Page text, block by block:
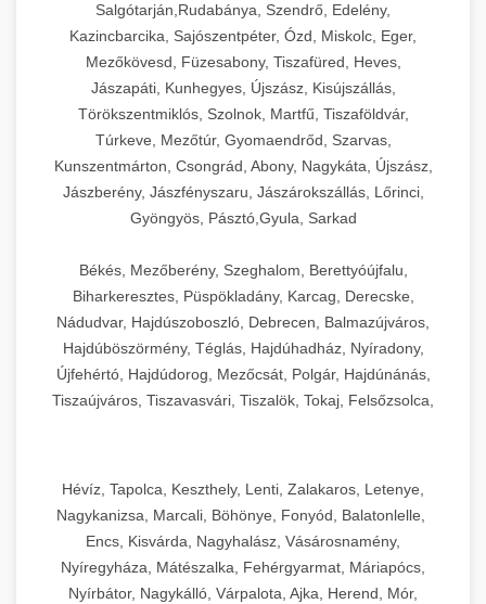
Salgótarján,Rudabánya, Szendrő, Edelény,
Kazincbarcika, Sajószentpéter, Ózd, Miskolc, Eger,
Mezőkövesd, Füzesabony, Tiszafüred, Heves,
Jászapáti, Kunhegyes, Újszász, Kisújszállás,
Törökszentmiklós, Szolnok, Martfű, Tiszaföldvár,
Túrkeve, Mezőtúr, Gyomaendrőd, Szarvas,
Kunszentmárton, Csongrád, Abony, Nagykáta, Újszász,
Jászberény, Jászfényszaru, Jászárokszállás, Lőrinci,
Gyöngyös, Pásztó,Gyula, Sarkad
Békés, Mezőberény, Szeghalom, Berettyóújfalu,
Biharkeresztes, Püspökladány, Karcag, Derecske,
Nádudvar, Hajdúszoboszló, Debrecen, Balmazújváros,
Hajdúböszörmény, Téglás, Hajdúhadház, Nyíradony,
Újfehértó, Hajdúdorog, Mezőcsát, Polgár, Hajdúnánás,
Tiszaújváros, Tiszavasvári, Tiszalök, Tokaj, Felsőzsolca,
Hévíz, Tapolca, Keszthely, Lenti, Zalakaros, Letenye,
Nagykanizsa, Marcali, Böhönye, Fonyód, Balatonlelle,
Encs, Kisvárda, Nagyhalász, Vásárosnamény,
Nyíregyháza, Mátészalka, Fehérgyarmat, Máriapócs,
Nyírbátor, Nagykálló, Várpalota, Ajka, Herend, Mór,